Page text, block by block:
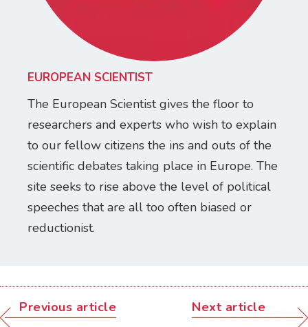
EUROPEAN SCIENTIST
The European Scientist gives the floor to
researchers and experts who wish to explain
to our fellow citizens the ins and outs of the
scientific debates taking place in Europe. The
site seeks to rise above the level of political
speeches that are all too often biased or
reductionist.
Previous article Next article